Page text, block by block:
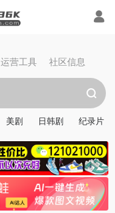
运营工具 社区信息
美剧 日韩剧 纪录片